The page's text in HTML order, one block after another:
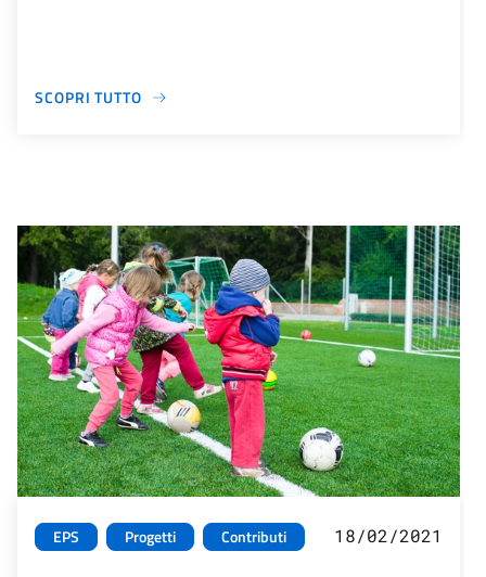
SCOPRI TUTTO
EPS Progetti Contributi 18/02/2021